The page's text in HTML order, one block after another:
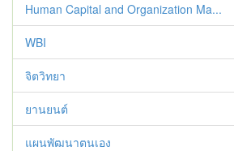
Human Capital and Organization Ma...
WBI
จิตวิทยา
ยานยนต์
แผนพัฒนาตนเอง